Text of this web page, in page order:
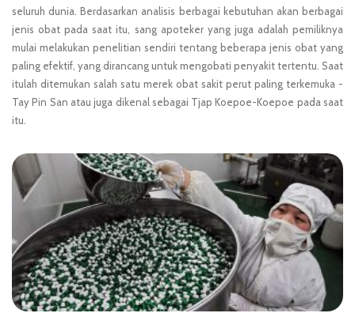
seluruh dunia. Berdasarkan analisis berbagai kebutuhan akan berbagai
jenis obat pada saat itu, sang apoteker yang juga adalah pemiliknya
mulai melakukan penelitian sendiri tentang beberapa jenis obat yang
paling efektif, yang dirancang untuk mengobati penyakit tertentu. Saat
itulah ditemukan salah satu merek obat sakit perut paling terkemuka -
Tay Pin San atau juga dikenal sebagai Tjap Koepoe-Koepoe pada saat
itu.